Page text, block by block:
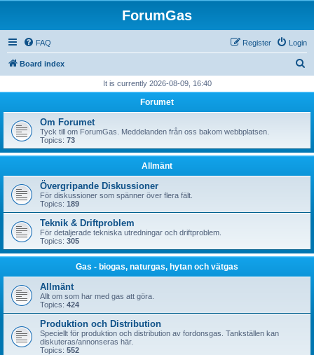
ForumGas
FAQ Login
Register
Board index
r
h
It is currently 2026-08-09, 16:40
Forumet
Om Forumet
Tyck till om ForumGas. Meddelanden från oss bakom webbplatsen.
Topics: 73
Allmänt
Övergripande Diskussioner
För diskussioner som spänner över flera fält.
Topics: 189
Teknik & Driftproblem
För detaljerade tekniska utredningar och driftproblem.
Topics: 305
Gas - biogas, naturgas, hytan och vätgas
Allmänt
Allt om som har med gas att göra.
Topics: 424
Produktion och Distribution
Speciellt för produktion och distribution av fordonsgas. Tankställen kan
diskuteras/annonseras här.
Topics: 552